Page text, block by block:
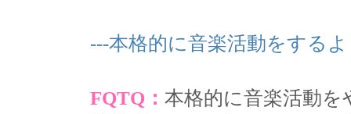
---本格的に音楽活動をする
FQTQ： 本格的に音楽活動